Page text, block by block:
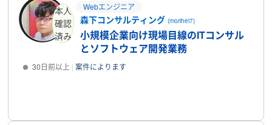
本人
確認
済み
Webエンジニア
森下コンサルティング(morihei7)
小規模企業向け現場目線のITコンサル
とソフトウェア開発業務
30日前以上 案件によります